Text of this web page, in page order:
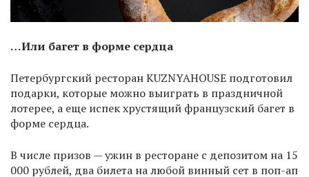
…Или багет в форме сердца
Петербургский ресторан KUZNYAHOUSE подготовил
подарки, которые можно выиграть в праздничной
лотерее, а еще испек хрустящий французский багет в
форме сердца.
В числе призов — ужин в ресторане с депозитом на 15
000 рублей, два билета на любой винный сет в поп-ап